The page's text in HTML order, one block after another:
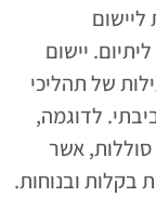
ליישום
יישום
של תהליכי
לדוגמה,
סוללות, אשר
ובנוחות.